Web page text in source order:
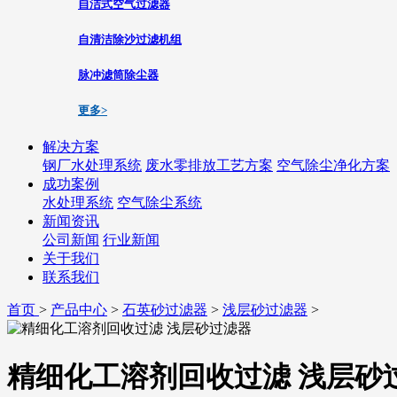
自洁式空气过滤器
自清洁除沙过滤机组
脉冲滤筒除尘器
更多>
解决方案
钢厂水处理系统 废水零排放工艺方案 空气除尘净化方案
成功案例
水处理系统 空气除尘系统
新闻资讯
公司新闻 行业新闻
关于我们
联系我们
首页 > 产品中心 > 石英砂过滤器 > 浅层砂过滤器 >
精细化工溶剂回收过滤 浅层砂